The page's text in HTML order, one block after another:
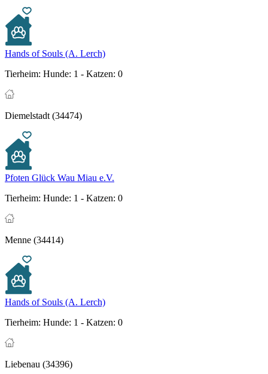
Hands of Souls (A. Lerch)
Tierheim: Hunde: 1 - Katzen: 0
Diemelstadt (34474)
Pfoten Glück Wau Miau e.V.
Tierheim: Hunde: 1 - Katzen: 0
Menne (34414)
Hands of Souls (A. Lerch)
Tierheim: Hunde: 1 - Katzen: 0
Liebenau (34396)